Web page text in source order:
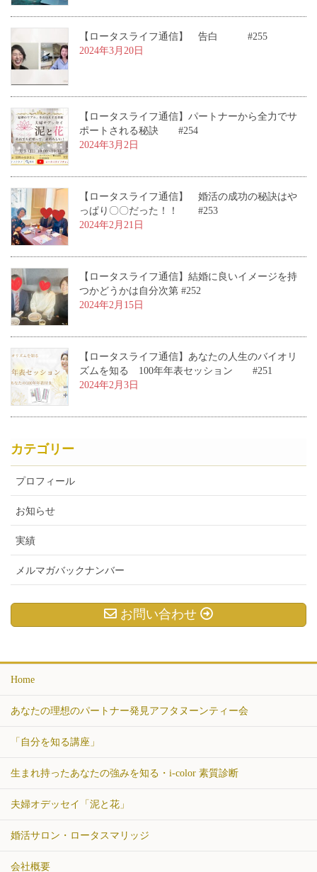
【ロータスライフ通信】 告白 #255
2024年3月20日
【ロータスライフ通信】パートナーから全力でサ
ポートされる秘訣 #254
2024年3月2日
【ロータスライフ通信】 婚活の成功の秘訣はや
っぱり〇〇だった！！ #253
2024年2月21日
【ロータスライフ通信】結婚に良いイメージを持
つかどうかは自分次第 #252
2024年2月15日
【ロータスライフ通信】あなたの人生のバイオリ
ズムを知る 100年年表セッション #251
2024年2月3日
カテゴリー
プロフィール
お知らせ
実績
メルマガバックナンバー
お問い合わせ
Home
あなたの理想のパートナー発見アフタヌーンティー会
「自分を知る講座」
生まれ持ったあなたの強みを知る・i-color 素質診断
夫婦オデッセイ「泥と花」
婚活サロン・ロータスマリッジ
会社概要